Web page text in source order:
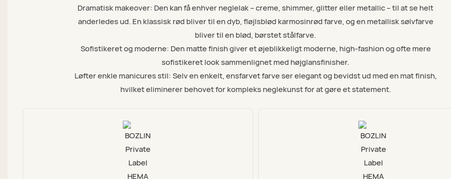
Dramatisk makeover: Den kan få enhver neglelak – creme, shimmer, glitter eller metallic – til at se helt
anderledes ud. En klassisk rød bliver til en dyb, fløjlsblød karmosinrød farve, og en metallisk sølvfarve
bliver til en blød, børstet stålfarve.
Sofistikeret og moderne: Den matte finish giver et øjeblikkeligt moderne, high-fashion og ofte mere
sofistikeret look sammenlignet med højglansfinisher.
Løfter enkle manicures stil: Selv en enkelt, ensfarvet farve ser elegant og bevidst ud med en mat finish,
hvilket eliminerer behovet for kompleks neglekunst for at gøre et statement.